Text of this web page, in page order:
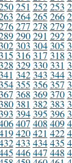
251 252 253
264 265 266
277 278 279
290 291 292
303 304 305
316 317 318
329 330 331
342 343 344
355 356 357
368 369 370
381 382 383
394 395 396
407 408 409
420 421 422
433 434 435
446 447 448